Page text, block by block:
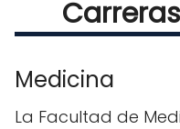
Medicina
La Facultad de